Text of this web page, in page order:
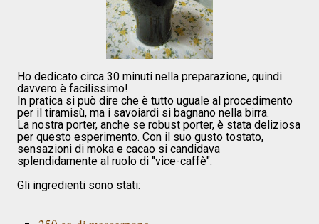
Ho dedicato circa 30 minuti nella preparazione, quindi
davvero è facilissimo!
In pratica si può dire che è tutto uguale al procedimento
per il tiramisù, ma i savoiardi si bagnano nella birra.
La nostra porter, anche se robust porter, è stata deliziosa
per questo esperimento. Con il suo gusto tostato,
sensazioni di moka e cacao si candidava
splendidamente al ruolo di "vice-caffè".
Gli ingredienti sono stati: